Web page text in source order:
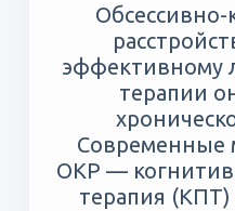
Обсессивно-
эффективному
терапии
Современные
ОКР —
терапия (КПТ)